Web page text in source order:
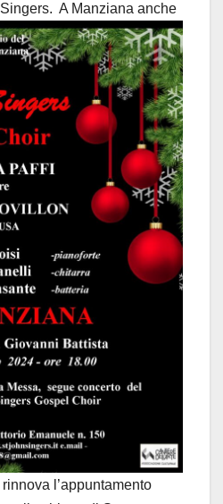
A Manziana anche
l’appuntamento